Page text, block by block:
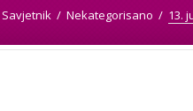
Savjetnik Nekategorisano 13.